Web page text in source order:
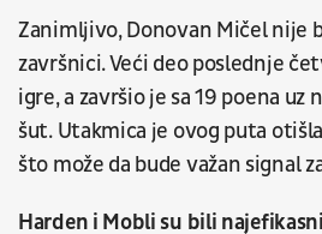
Zanimljivo, Donovan Mičel nije
završnici. Veći deo poslednje
igre, a završio je sa 19 poena
šut. Utakmica je ovog puta
što može da bude važan signal
Harden i Mobli su bili